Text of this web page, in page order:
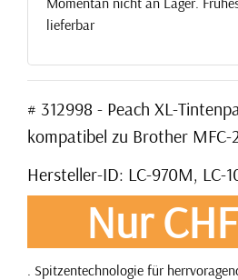
lieferbar
# 312998 - Peach XL-
kompatibel zu Brother MFC-
Hersteller-ID: LC-970M, LC-
Nur
. Spitzentechnologie für